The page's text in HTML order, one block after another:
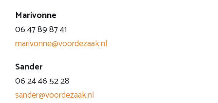
Marivonne
06 47 89 87 41
marivonne@voordezaak.nl
Sander
06 24 46 52 28
sander@voordezaak.nl